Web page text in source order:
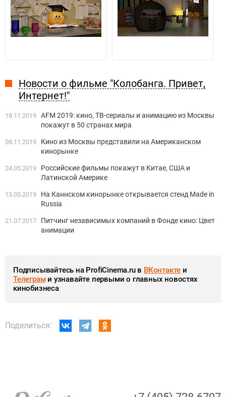
Новости о фильме "Колобанга. Привет,
Интернет!"
18.11.2019 AFM 2019: кино, ТВ-сериалы и анимацию из Москвы
покажут в 50 странах мира
08.11.2019
Кино из Москвы представили на Американском
кинорынке
24.05.2019
Российские фильмы покажут в Китае, США и
Латинской Америке
13.05.2019
На Каннском кинорынке открывается стенд Made in
Russia
21.07.2017
Питчинг независимых компаний в Фонде кино: Цвет
анимации
Подписывайтесь на ProfiCinema.ru в ВКонтакте и
Телеграми узнавайте первыми о главных новостях
кинобизнеса
Поделиться: